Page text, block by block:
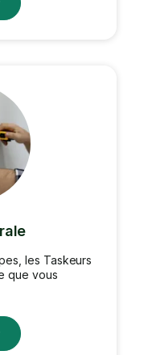
les Taskeurs
que vous